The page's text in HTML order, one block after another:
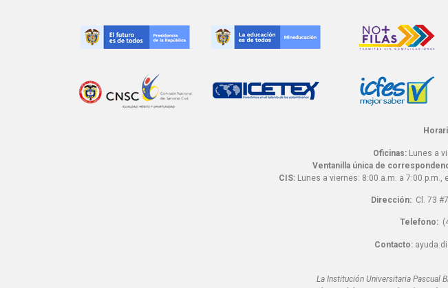
Oficinas: Lunes a
Ventanilla única de
CIS: Lunes a viernes: 8:00 a.m. a 7:00 p.m.,
Dirección: Cl. 73
Telefono:
Contacto:
La Institución Universitaria Pascual